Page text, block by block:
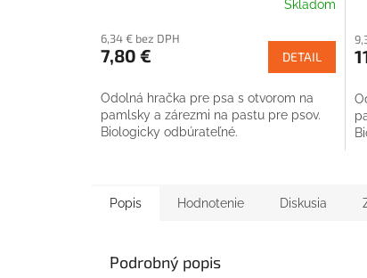
Skladom
6,34 € bez DPH
7,80 € DETAIL
Odolná hračka pre psa s otvorom na
pamlsky a zárezmi na pastu pre psov.
Biologicky odbúrateľné.
Popis Hodnotenie Diskusia
Podrobný popis